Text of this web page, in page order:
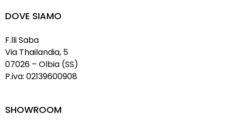
DOVE SIAMO
F.lli Saba
Via Thailandia, 5
07026 – Olbia (SS)
P.iva: 02139600908
SHOWROOM